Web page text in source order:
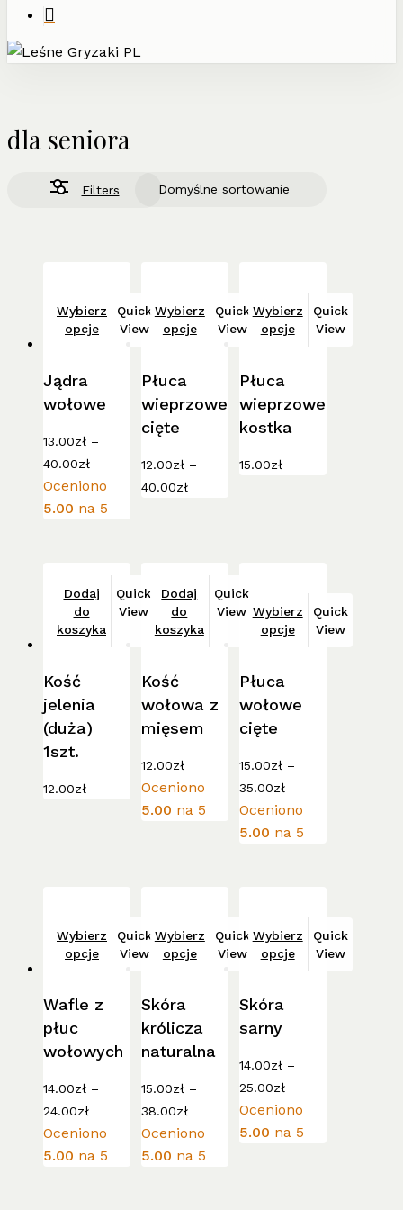
dla seniora
Filters
Wybierz
opcje
Ten
produkt
wiele
wariantów.
Opcje
można
wybrać
na
stronie
Quick
View
Jądra
wołowe
13.00zł –
40.00złZakres
od
13.00zł
Oceniono
5.00 na 5
Wybierz
opcje
Ten
produkt
wiele
Opcje
można
wybrać
na
Quick
View
Płuca
wieprzowe
cięte
12.00zł –
40.00złZakres
Wybierz
opcje
Ten
produkt
wiele
Opcje
można
wybrać
Quick
View
Płuca
wieprzowe
kostka
15.00zł
Dodaj
do
koszyka
Quick
View
Kość
jelenia
(duża)
1szt.
12.00zł
Dodaj
do
koszyka
Quick
View
Kość
wołowa z
mięsem
12.00zł
Oceniono
5.00 na 5
Wybierz
opcje
Ten
produkt
wiele
wariantów.
Opcje
można
wybrać
na
stronie
produktu
Quick
View
Płuca
wołowe
cięte
15.00zł –
35.00złZakres
od
15.00zł
Oceniono
5.00 na 5
Wybierz
opcje
produkt
wiele
Opcje
można
wybrać
na
stronie
produktu
Quick
View
Wafle z
płuc
wołowych
14.00zł –
24.00złZakres
od
14.00zł
Oceniono
5.00 na 5
Wybierz
opcje
produkt
wiele
można
wybrać
na
stronie
produktu
Quick
View
Skóra
królicza
naturalna
15.00zł –
38.00złZakres
od
15.00zł
Oceniono
5.00 na 5
Wybierz
opcje
produkt
wiele
Opcje
można
wybrać
na
stronie
Quick
View
Skóra
sarny
14.00zł –
25.00złZakres
od
14.00zł
Oceniono
5.00 na 5